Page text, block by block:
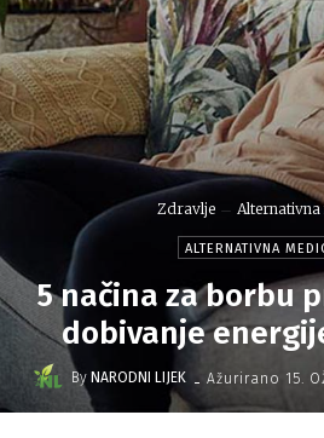
Zdravlje Alternativna
ALTERNATIVNA
5 načina za borbu
dobivanje
By NARODNI LIJEK - Ažurirano 15.